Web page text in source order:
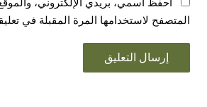
احفظ اسمي، بريدي الإلكتروني،
المتصفح لاستخدامها المرة المقبلة في